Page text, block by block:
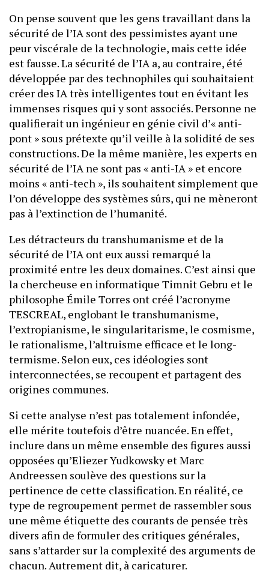
On pense souvent que les gens travaillant dans la
sécurité de l’IA sont des pessimistes ayant une
peur viscérale de la technologie, mais cette idée
est fausse. La sécurité de l’IA a, au contraire, été
développée par des technophiles qui souhaitaient
créer des IA très intelligentes tout en évitant les
immenses risques qui y sont associés. Personne ne
qualifierait un ingénieur en génie civil d’« anti-
pont » sous prétexte qu’il veille à la solidité de ses
constructions. De la même manière, les experts en
sécurité de l’IA ne sont pas « anti-IA » et encore
moins « anti-tech », ils souhaitent simplement que
l’on développe des systèmes sûrs, qui ne mèneront
pas à l’extinction de l’humanité.
Les détracteurs du transhumanisme et de la
sécurité de l’IA ont eux aussi remarqué la
proximité entre les deux domaines. C’est ainsi que
la chercheuse en informatique Timnit Gebru et le
philosophe Émile Torres ont créé l’acronyme
TESCREAL, englobant le transhumanisme,
l’extropianisme, le singularitarisme, le cosmisme,
le rationalisme, l’altruisme efficace et le long-
termisme. Selon eux, ces idéologies sont
interconnectées, se recoupent et partagent des
origines communes.
Si cette analyse n’est pas totalement infondée,
elle mérite toutefois d’être nuancée. En effet,
inclure dans un même ensemble des figures aussi
opposées qu’Eliezer Yudkowsky et Marc
Andreessen soulève des questions sur la
pertinence de cette classification. En réalité, ce
type de regroupement permet de rassembler sous
une même étiquette des courants de pensée très
divers afin de formuler des critiques générales,
sans s’attarder sur la complexité des arguments de
chacun. Autrement dit, à caricaturer.